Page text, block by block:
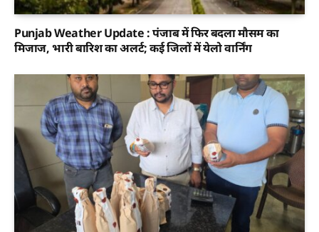
Punjab Weather Update : पंजाब में फिर बदला मौसम का
मिजाज, भारी बारिश का अलर्ट; कई जिलों में येलो वार्निंग